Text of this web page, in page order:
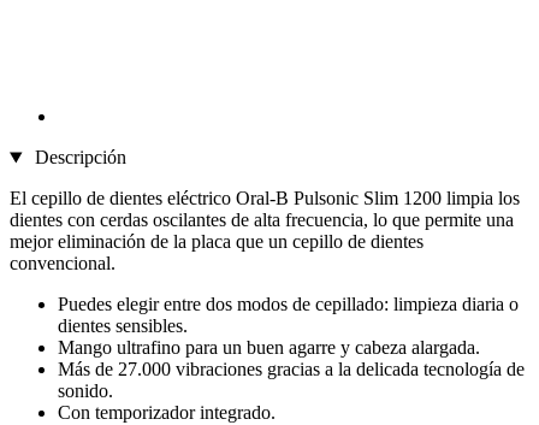
Descripción
El cepillo de dientes eléctrico Oral-B Pulsonic Slim 1200 limpia los
dientes con cerdas oscilantes de alta frecuencia, lo que permite una
mejor eliminación de la placa que un cepillo de dientes
convencional.
Puedes elegir entre dos modos de cepillado: limpieza diaria o
dientes sensibles.
Mango ultrafino para un buen agarre y cabeza alargada.
Más de 27.000 vibraciones gracias a la delicada tecnología de
sonido.
Con temporizador integrado.